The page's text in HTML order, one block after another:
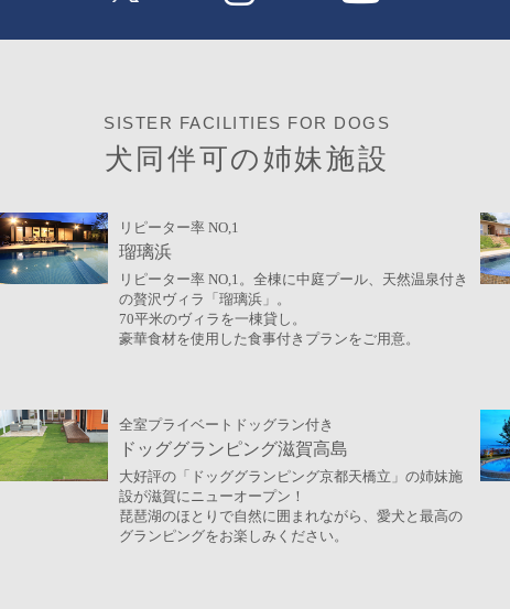
SISTER FACILITIES FOR DOGS
犬同伴可の姉妹施設
リピーター率 NO,1
瑠璃浜
リピーター率 NO,1。全棟に中庭プール、天然温泉付き
の贅沢ヴィラ「瑠璃浜」。
70平米のヴィラを一棟貸し。
豪華食材を使用した食事付きプランをご用意。
全室プライベートドッグラン付き
ドッググランピング滋賀高島
大好評の「ドッググランピング京都天橋立」の姉妹施
設が滋賀にニューオープン！
琵琶湖のほとりで自然に囲まれながら、愛犬と最高の
グランピングをお楽しみください。